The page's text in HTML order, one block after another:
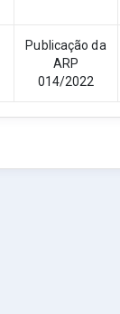
Publicação da
ARP
014/2022